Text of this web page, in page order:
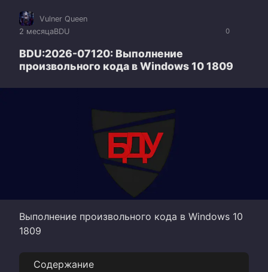
0
Vulner Queen
2 месяцаBDU
BDU:2026-07120: Выполнение
произвольного кода в Windows 10 1809
Выполнение произвольного кода в Windows 10
1809
Содержание